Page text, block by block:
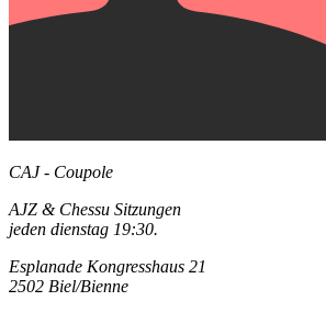
CAJ - Coupole
AJZ & Chessu Sitzungen
jeden dienstag 19:30.
Esplanade Kongresshaus 21
2502 Biel/Bienne